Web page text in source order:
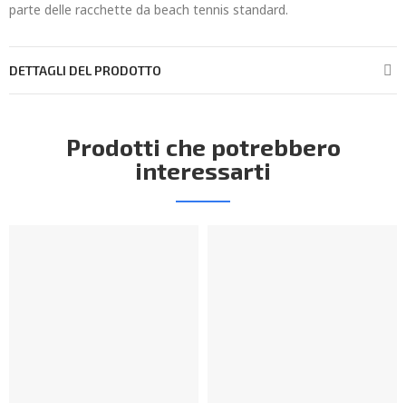
parte delle racchette da beach tennis standard.
DETTAGLI DEL PRODOTTO
Prodotti che potrebbero
interessarti